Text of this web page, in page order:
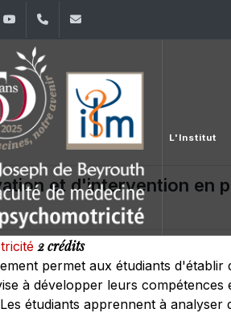
LinkedInYouTube+961 (1) 421 617
L'Institut
et d'intervention en
2 crédits
permet aux étudiants
à développer leurs
étudiants apprennent à